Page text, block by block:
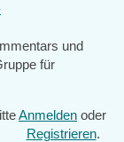
und
für
Anmelden oder
Registrieren.